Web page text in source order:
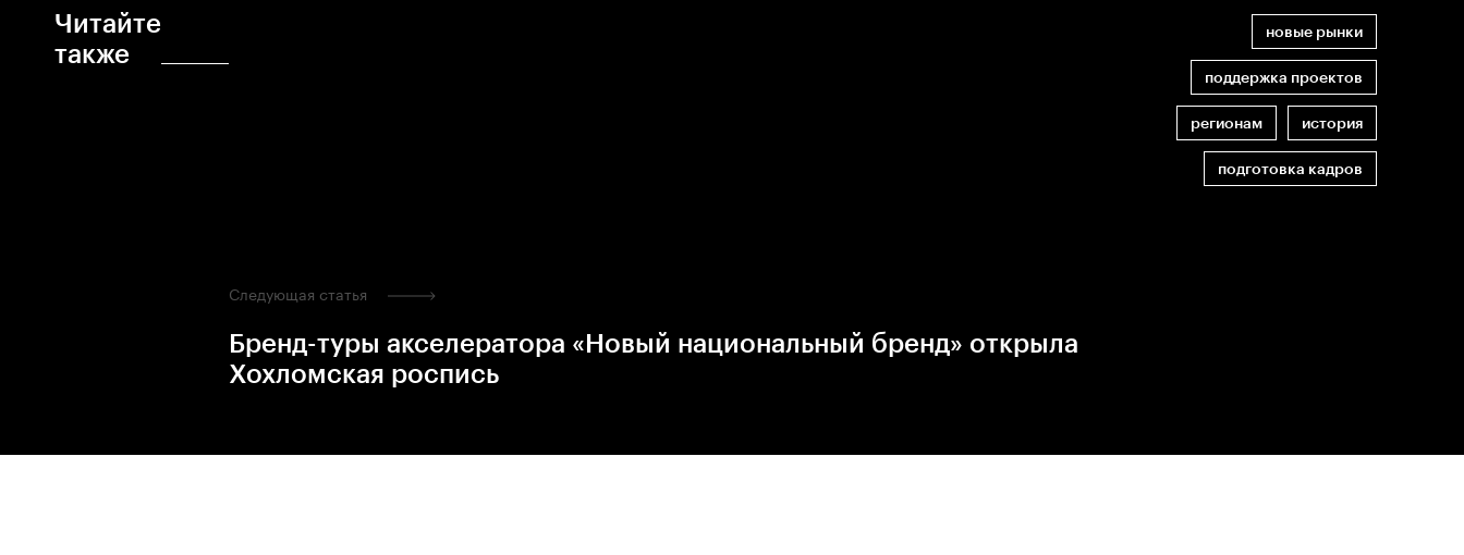
Читайте
также
новые рынки
поддержка проектов
регионам история
подготовка кадров
Следующая статья
Бренд-туры акселератора «Новый национальный бренд» открыла
Хохломская роспись